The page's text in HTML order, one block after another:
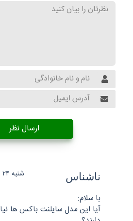
ارسال نظر
ناشناس شنبه ۲۴ شهریور ۱۴۰۳ - ۲۲:۱۱
با سلام:
آیا این مدل سایلنت باکس ها